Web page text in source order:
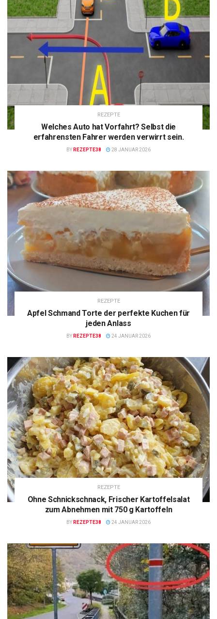
REZEPTE
Welches Auto hat Vorfahrt? Selbst die
erfahrensten Fahrer werden verwirrt sein.
BY REZEPTE38 28 JANUAR 2026
REZEPTE
Apfel Schmand Torte der perfekte Kuchen für
jeden Anlass
BY REZEPTE38 24 JANUAR 2026
REZEPTE
Ohne Schnickschnack, Frischer Kartoffelsalat
zum Abnehmen mit 750 g Kartoffeln
BY REZEPTE38 24 JANUAR 2026